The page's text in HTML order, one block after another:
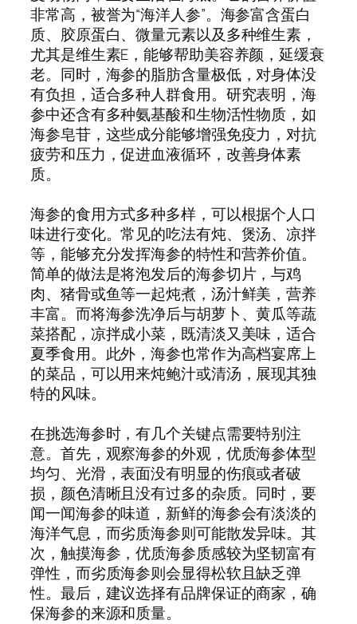
非常高，被誉为“海洋人参”。海参富含蛋白
质、胶原蛋白、微量元素以及多种维生素，
尤其是维生素E，能够帮助美容养颜，延缓衰
老。同时，海参的脂肪含量极低，对身体没
有负担，适合多种人群食用。研究表明，海
参中还含有多种氨基酸和生物活性物质，如
海参皂苷，这些成分能够增强免疫力，对抗
疲劳和压力，促进血液循环，改善身体素
质。
海参的食用方式多种多样，可以根据个人口
味进行变化。常见的吃法有炖、煲汤、凉拌
等，能够充分发挥海参的特性和营养价值。
简单的做法是将泡发后的海参切片，与鸡
肉、猪骨或鱼等一起炖煮，汤汁鲜美，营养
丰富。而将海参洗净后与胡萝卜、黄瓜等蔬
菜搭配，凉拌成小菜，既清淡又美味，适合
夏季食用。此外，海参也常作为高档宴席上
的菜品，可以用来炖鲍汁或清汤，展现其独
特的风味。
在挑选海参时，有几个关键点需要特别注
意。首先，观察海参的外观，优质海参体型
均匀、光滑，表面没有明显的伤痕或者破
损，颜色清晰且没有过多的杂质。同时，要
闻一闻海参的味道，新鲜的海参会有淡淡的
海洋气息，而劣质海参则可能散发异味。其
次，触摸海参，优质海参质感较为坚韧富有
弹性，而劣质海参则会显得松软且缺乏弹
性。最后，建议选择有品牌保证的商家，确
保海参的来源和质量。